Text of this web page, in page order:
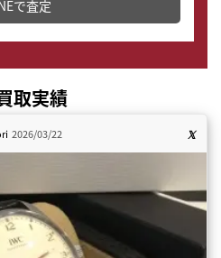
で査定
取実績
2026/03/22